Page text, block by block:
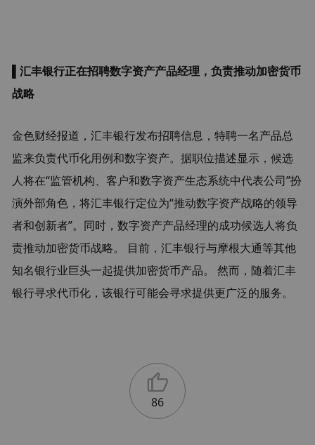
▌汇丰银行正在招聘数字资产产品经理，负责推动加密货币
战略
金色财经报道，汇丰银行发布招聘信息，特聘一名产品总
监来负责代币化用例和数字资产。据职位描述显示，候选
人将在“监管机构、客户和数字资产生态系统中代表公司”扮
演外部角色，将汇丰银行定位为“推动数字资产战略的领导
者和创新者”。同时，数字资产产品经理的成功候选人将负
责推动加密货币战略。 目前，汇丰银行与摩根大通等其他
知名银行业巨头一起提供加密货币产品。 然而，随着汇丰
银行寻求代币化，该银行可能会寻求提供更广泛的服务。
86